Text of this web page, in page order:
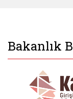
Bakanlık